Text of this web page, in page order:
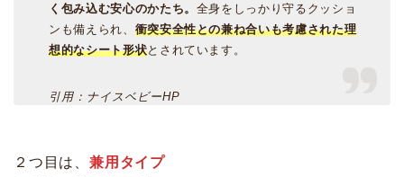
く包み込む安心のかたち。 全身をしっかり守るクッショ
ンも備えられ、 衝突安全性との兼ね合いも考慮された理
想的なシート形状とされています。
引用：ナイスベビーHP
２つ目は、 兼用タイプ